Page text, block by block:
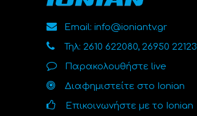
Email: info@ioniantv.gr
Τηλ: 2610 622080, 26950 22123
Παρακολουθήστε live
Διαφημιστείτε στο Ionian
Επικοινωνήστε με το Ionian